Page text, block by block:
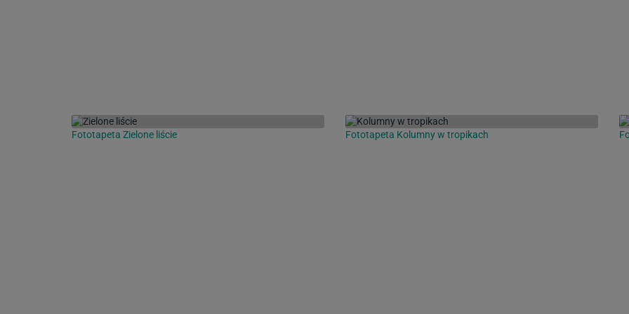
Fototapeta Zielone liście Fototapeta Kolumny w tropikach